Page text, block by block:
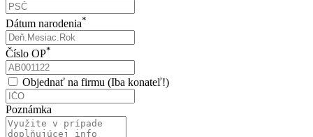
Dátum narodenia*
Číslo OP*
Objednať na firmu (Iba konateľ!)
Poznámka